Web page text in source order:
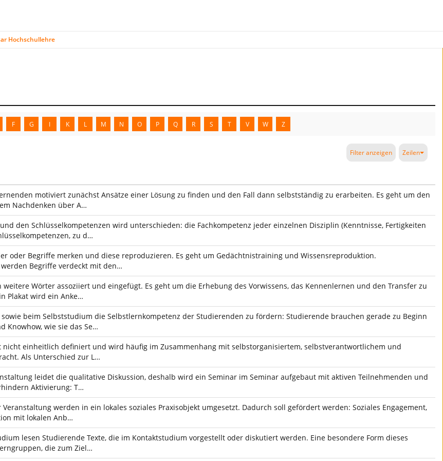
Hochschullehre
F G I K L M N O P Q R S T V W Z
Filter anzeigen Zeilen
motiviert zunächst Ansätze einer Lösung zu finden und den Fall dann selbstständig zu erarbeiten. Es geht um den
Nachdenken über A…
den Schlüsselkompetenzen wird unterschieden: die Fachkompetenz jeder einzelnen Disziplin (Kenntnisse, Fertigkeiten
zu d…
oder Begriffe merken und diese reproduzieren. Es geht um Gedächtnistraining und Wissensreproduktion.
Begriffe verdeckt mit den…
Wörter assoziiert und eingefügt. Es geht um die Erhebung des Vorwissens, das Kennenlernen und den Transfer zu
Plakat wird ein Anke…
beim Selbststudium die Selbstlernkompetenz der Studierenden zu fördern: Studierende brauchen gerade zu Beginn
Knowhow, wie sie das Se…
nicht einheitlich definiert und wird häufig im Zusammenhang mit selbstorganisiertem, selbstverantwortlichem und
Als Unterschied zur L…
leidet die qualitative Diskussion, deshalb wird ein Seminar im Seminar aufgebaut mit aktiven Teilnehmenden und
Aktivierung: T…
werden in ein lokales soziales Praxisobjekt umgesetzt. Dadurch soll gefördert werden: Soziales Engagement,
mit lokalen Anb…
lesen Studierende Texte, die im Kontaktstudium vorgestellt oder diskutiert werden. Eine besondere Form dieses
die zum Ziel…